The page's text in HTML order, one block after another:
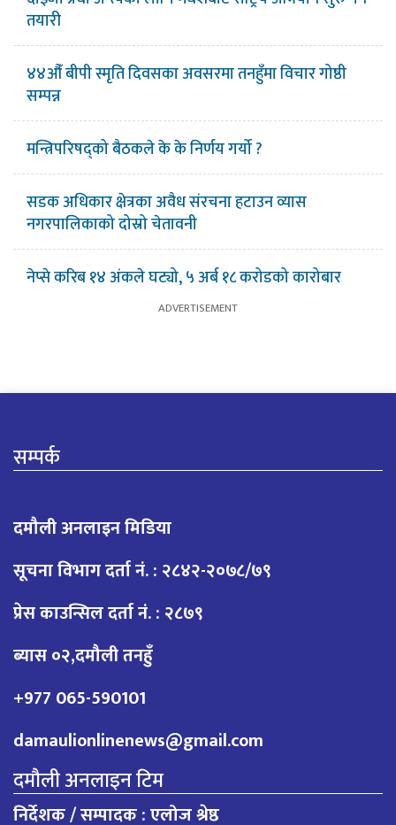
तयारी
४४औँ बीपी स्मृति दिवसका अवसरमा तनहुँमा विचार गोष्ठी
सम्पन्न
मन्त्रिपरिषद्को बैठकले के के निर्णय गर्यो ?
सडक अधिकार क्षेत्रका अवैध संरचना हटाउन व्यास
नगरपालिकाको दोस्रो चेतावनी
नेप्से करिब १४ अंकले घट्यो, ५ अर्ब १८ करोडको कारोबार
सम्पर्क
दमौली अनलाइन मिडिया
सूचना विभाग दर्ता नं. : २८४२-२०७८/७९
प्रेस काउन्सिल दर्ता नं. : २८७९
ब्यास ०२,दमौली तनहुँ
+977 065-590101
damaulionlinenews@gmail.com
दमौली अनलाइन टिम
निर्देशक / सम्पादक : एलोज श्रेष्ठ